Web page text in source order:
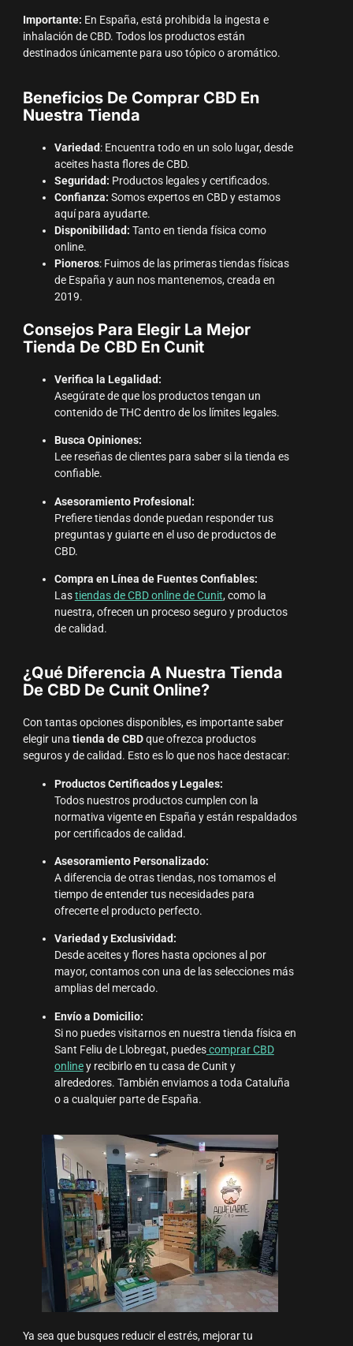
Importante: En España, está prohibida la ingesta e
inhalación de CBD. Todos los productos están
destinados únicamente para uso tópico o aromático.
Beneficios De Comprar CBD En
Nuestra Tienda
Variedad: Encuentra todo en un solo lugar, desde
aceites hasta flores de CBD.
Seguridad: Productos legales y certificados.
Confianza: Somos expertos en CBD y estamos
aquí para ayudarte.
Disponibilidad: Tanto en tienda física como
online.
Pioneros: Fuimos de las primeras tiendas físicas
de España y aun nos mantenemos, creada en
2019.
Consejos Para Elegir La Mejor
Tienda De CBD En Cunit
Verifica la Legalidad:
Asegúrate de que los productos tengan un
contenido de THC dentro de los límites legales.
Busca Opiniones:
Lee reseñas de clientes para saber si la tienda es
confiable.
Asesoramiento Profesional:
Prefiere tiendas donde puedan responder tus
preguntas y guiarte en el uso de productos de
CBD.
Compra en Línea de Fuentes Confiables:
Lastiendas de CBD online de Cunit, como la
nuestra, ofrecen un proceso seguro y productos
de calidad.
¿Qué Diferencia A Nuestra Tienda
De CBD De Cunit Online?
Con tantas opciones disponibles, es importante saber
elegir una tienda de CBDque ofrezca productos
seguros y de calidad. Esto es lo que nos hace destacar:
Productos Certificados y Legales:
Todos nuestros productos cumplen con la
normativa vigente en España y están respaldados
por certificados de calidad.
Asesoramiento Personalizado:
A diferencia de otras tiendas, nos tomamos el
tiempo de entender tus necesidades para
ofrecerte el producto perfecto.
Variedad y Exclusividad:
Desde aceites y flores hasta opciones al por
mayor, contamos con una de las selecciones más
amplias del mercado.
Envío a Domicilio:
Si no puedes visitarnos en nuestra tienda física en
Sant Feliu de Llobregat, puedescomprar CBD
onliney recibirlo en tu casa de Cunit y
alrededores. También enviamos a toda Cataluña
o a cualquier parte de España.
Ya sea que busques reducir el estrés, mejorar tu